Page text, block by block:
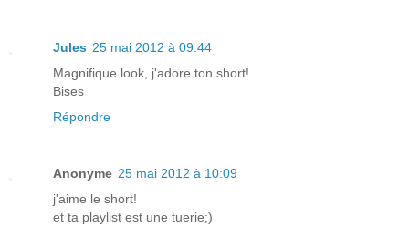
Jules 25 mai 2012 à 09:44
Magnifique look, j'adore ton short!
Bises
Répondre
Anonyme 25 mai 2012 à 10:09
j'aime le short!
et ta playlist est une tuerie;)